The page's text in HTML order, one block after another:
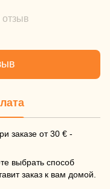
заказе от 30 € -
выбрать способ
заказ к вам домой.